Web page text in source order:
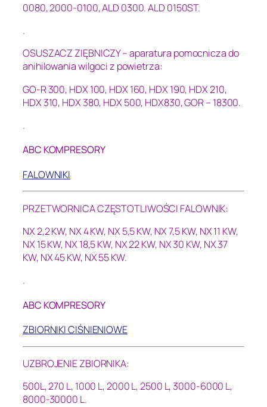
0080, 2000-0100, ALD 0300. ALD 0150ST.
.
OSUSZACZ ZIĘBNICZY – aparatura pomocnicza do
anihilowania wilgoci z powietrza:
GO-R 300, HDX 100, HDX 160, HDX 190, HDX 210,
HDX 310, HDX 380, HDX 500, HDX830, GOR – 18300.
.
ABC KOMPRESORY
FALOWNIKI
PRZETWORNICA CZĘSTOTLIWOŚCI FALOWNIK:
NX 2,2 KW, NX 4 KW, NX 5,5 KW, NX 7,5 KW, NX 11 KW,
NX 15 KW, NX 18,5 KW, NX 22 KW, NX 30 KW, NX 37
KW, NX 45 KW, NX 55 KW.
.
ABC KOMPRESORY
ZBIORNIKI CIŚNIENIOWE
UZBROJENIE ZBIORNIKA:
500L, 270 L, 1000 L, 2000 L, 2500 L, 3000-6000 L,
8000-30000 L.